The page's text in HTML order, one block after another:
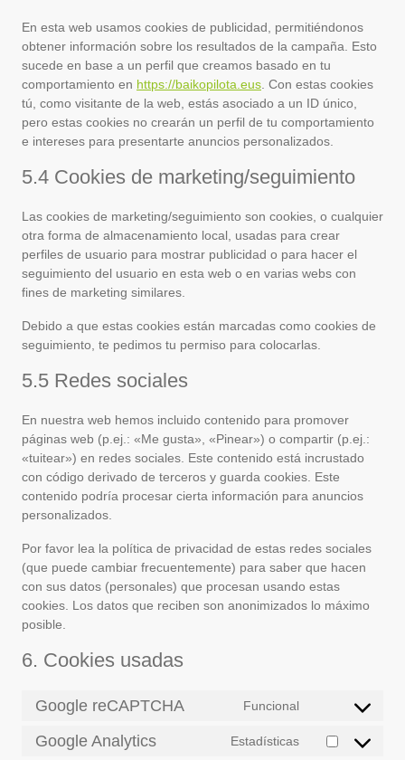
En esta web usamos cookies de publicidad, permitiéndonos
obtener información sobre los resultados de la campaña. Esto
sucede en base a un perfil que creamos basado en tu
comportamiento en https://baikopilota.eus . Con estas cookies
tú, como visitante de la web, estás asociado a un ID único,
pero estas cookies no crearán un perfil de tu comportamiento
e intereses para presentarte anuncios personalizados.
5.4 Cookies de marketing/seguimiento
Las cookies de marketing/seguimiento son cookies, o cualquier
otra forma de almacenamiento local, usadas para crear
perfiles de usuario para mostrar publicidad o para hacer el
seguimiento del usuario en esta web o en varias webs con
fines de marketing similares.
Debido a que estas cookies están marcadas como cookies de
seguimiento, te pedimos tu permiso para colocarlas.
5.5 Redes sociales
En nuestra web hemos incluido contenido para promover
páginas web (p.ej.: «Me gusta», «Pinear») o compartir (p.ej.:
«tuitear») en redes sociales. Este contenido está incrustado
con código derivado de terceros y guarda cookies. Este
contenido podría procesar cierta información para anuncios
personalizados.
Por favor lea la política de privacidad de estas redes sociales
(que puede cambiar frecuentemente) para saber que hacen
con sus datos (personales) que procesan usando estas
cookies. Los datos que reciben son anonimizados lo máximo
posible.
6. Cookies usadas
Google reCAPTCHA Funcional
Consent
service
Google Analytics Estadísticas
Consent